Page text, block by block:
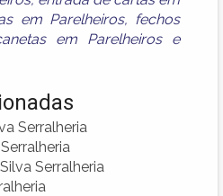
em Parelheiros, fechos
em Parelheirose
Serralheria
Serralheria